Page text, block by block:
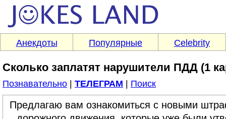
Анекдоты Популярные Celebrity
Сколько заплатят нарушители ПДД (1
Познавательно ТЕЛЕГРАМ Поиск
Предлагаю вам ознакомиться с новыми